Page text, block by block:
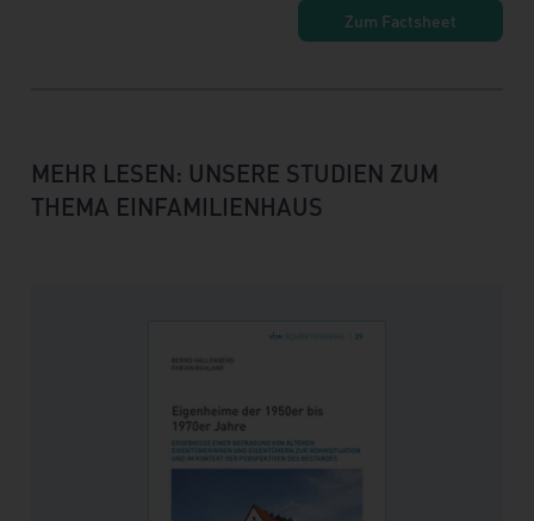
Zum Factsheet
MEHR LESEN: UNSERE STUDIEN ZUM
THEMA EINFAMILIENHAUS